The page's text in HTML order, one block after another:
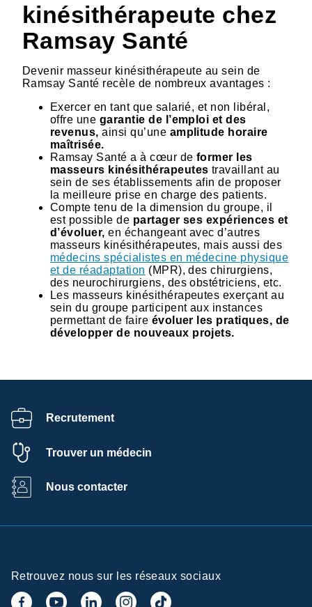
kinésithérapeute chez
Ramsay Santé
Devenir masseur kinésithérapeute au sein de
Ramsay Santé recèle de nombreux avantages :
Exercer en tant que salarié, et non libéral,
offre une garantie de l’emploi et des
revenus,ainsi qu’une amplitude horaire
maîtrisée.
Ramsay Santé a à cœur de former les
masseurs kinésithérapeutes travaillant au
sein de ses établissements afin de proposer
la meilleure prise en charge des patients.
Compte tenu de la dimension du groupe, il
est possible de partager ses expériences et
d’évoluer, en échangeant avec d’autres
masseurs kinésithérapeutes, mais aussi des
médecins spécialistes en médecine physique
et de réadaptation (MPR), des chirurgiens,
des neurochirurgiens, des obstétriciens, etc.
Les masseurs kinésithérapeutes exerçant au
sein du groupe participent aux instances
permettant de faire évoluer les pratiques, de
développer de nouveaux projets.
Recrutement
Trouver un médecin
Nous contacter
Retrouvez nous sur les réseaux sociaux